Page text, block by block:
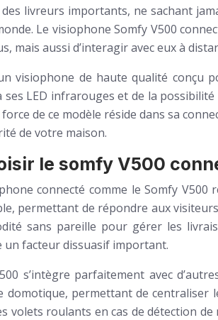
livreurs importants, ne sachant
Le visiophone Somfy V500
mais aussi d’interagir avec eux à
visiophone de haute qualité conçu
LED infrarouges et de la
de ce modèle réside dans sa
de votre maison.
le somfy V500
connecté comme le Somfy
permettant de répondre aux
sans pareille pour gérer les
facteur dissuasif important.
s’intègre parfaitement avec
domotique, permettant de
volets roulants en cas de détection